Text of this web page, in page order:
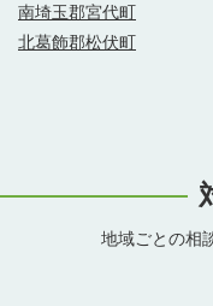
南埼玉郡宮代町
北葛飾郡松伏町
地域ごとの相